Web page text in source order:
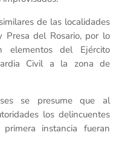
de las localidades
del Rosario, por lo
elementos del Ejército
Civil a la zona de
se presume que al
los delincuentes
instancia fueran